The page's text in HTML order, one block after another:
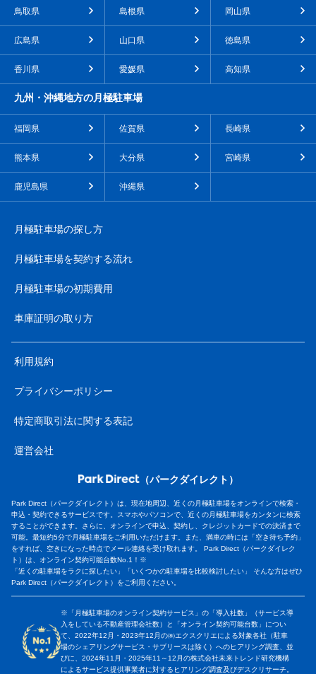
鳥取県 島根県 岡山県
広島県 山口県 徳島県
香川県 愛媛県 高知県
九州・沖縄地方の月極駐車場
福岡県 佐賀県 長崎県
熊本県 大分県 宮崎県
鹿児島県 沖縄県
月極駐車場の探し方
月極駐車場を契約する流れ
月極駐車場の初期費用
車庫証明の取り方
利用規約
プライバシーポリシー
特定商取引法に関する表記
運営会社
（パークダイレクト）
Park Direct（パークダイレクト）は、現在地周辺、近くの月極駐車場をオンラインで検索・
申込・契約できるサービスです。スマホやパソコンで、近くの月極駐車場をカンタンに検索
することができます。さらに、オンラインで申込、契約し、クレジットカードでの決済まで
可能。最短約5分で月極駐車場をご利用いただけます。また、満車の時には「空き待ち予約」
をすれば、空きになった時点でメール連絡を受け取れます。 Park Direct（パークダイレク
ト）は、オンライン契約可能台数No.1！※
「近くの駐車場をラクに探したい」「いくつかの駐車場を比較検討したい」 そんな方はぜひ
Park Direct（パークダイレクト）をご利用ください。
※「月極駐車場のオンライン契約サービス」の「導入社数」（サービス導
入をしている不動産管理会社数）と「オンライン契約可能台数」につい
て、2022年12月・2023年12月の㈱エクスクリエによる対象各社（駐車
場のシェアリングサービス・サブリースは除く）へのヒアリング調査、並
びに、2024年11月・2025年11～12月の株式会社未来トレンド研究機構
によるサービス提供事業者に対するヒアリング調査及びデスクリサーチ。